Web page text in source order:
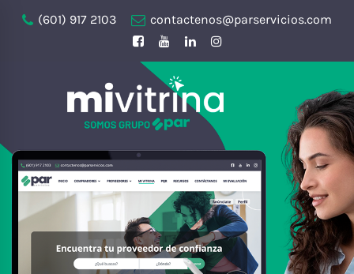
(601) 917 2103 contactenos@parservicios.com